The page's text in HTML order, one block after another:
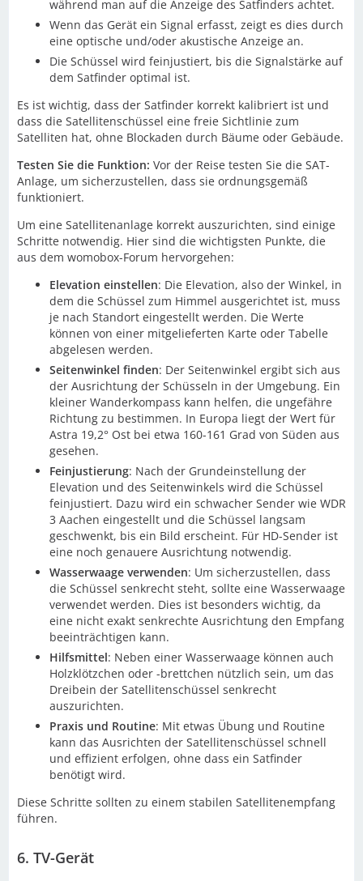
während man auf die Anzeige des Satfinders achtet.
Wenn das Gerät ein Signal erfasst, zeigt es dies durch
eine optische und/oder akustische Anzeige an.
Die Schüssel wird feinjustiert, bis die Signalstärke auf
dem Satfinder optimal ist.
Es ist wichtig, dass der Satfinder korrekt kalibriert ist und
dass die Satellitenschüssel eine freie Sichtlinie zum
Satelliten hat, ohne Blockaden durch Bäume oder Gebäude.
Testen Sie die Funktion: Vor der Reise testen Sie die SAT-
Anlage, um sicherzustellen, dass sie ordnungsgemäß
funktioniert.
Um eine Satellitenanlage korrekt auszurichten, sind einige
Schritte notwendig. Hier sind die wichtigsten Punkte, die
aus dem womobox-Forum hervorgehen:
Elevation einstellen: Die Elevation, also der Winkel, in
dem die Schüssel zum Himmel ausgerichtet ist, muss
je nach Standort eingestellt werden. Die Werte
können von einer mitgelieferten Karte oder Tabelle
abgelesen werden.
Seitenwinkel finden: Der Seitenwinkel ergibt sich aus
der Ausrichtung der Schüsseln in der Umgebung. Ein
kleiner Wanderkompass kann helfen, die ungefähre
Richtung zu bestimmen. In Europa liegt der Wert für
Astra 19,2° Ost bei etwa 160-161 Grad von Süden aus
gesehen.
Feinjustierung: Nach der Grundeinstellung der
Elevation und des Seitenwinkels wird die Schüssel
feinjustiert. Dazu wird ein schwacher Sender wie WDR
3 Aachen eingestellt und die Schüssel langsam
geschwenkt, bis ein Bild erscheint. Für HD-Sender ist
eine noch genauere Ausrichtung notwendig.
Wasserwaage verwenden: Um sicherzustellen, dass
die Schüssel senkrecht steht, sollte eine Wasserwaage
verwendet werden. Dies ist besonders wichtig, da
eine nicht exakt senkrechte Ausrichtung den Empfang
beeinträchtigen kann.
Hilfsmittel: Neben einer Wasserwaage können auch
Holzklötzchen oder -brettchen nützlich sein, um das
Dreibein der Satellitenschüssel senkrecht
auszurichten.
Praxis und Routine: Mit etwas Übung und Routine
kann das Ausrichten der Satellitenschüssel schnell
und effizient erfolgen, ohne dass ein Satfinder
benötigt wird.
Diese Schritte sollten zu einem stabilen Satellitenempfang
führen.
6. TV-Gerät